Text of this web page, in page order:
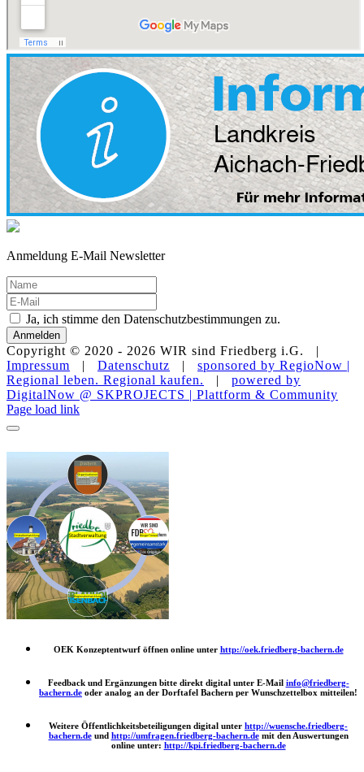
Anmeldung E-Mail Newsletter
Ja, ich stimme den Datenschutzbestimmungen zu.
Anmelden
Copyright © 2020 - 2026 WIR sind Friedberg i.G. |
Impressum | Datenschutz | sponsored by RegioNow |
Regional leben. Regional kaufen.
| powered by
DigitalNow @ SKPROJECTS | Plattform & Community
E-
Mail
WhatsApp
Facebook
Instagram
YouTube
Page load link
OEK Konzeptentwurf öffnen online unter http://oek.friedberg-bachern.de
Feedback und Ergänzungen bitte direkt digital unter E-Mail info@friedberg-
bachern.de oder analog an der Dorftafel Bachern per Wunschzettelbox mitteilen!
Weitere Öffentlichkeitsbeteiligungen digital unter http://wuensche.friedberg-
bachern.deund http://umfragen.friedberg-bachern.de mit den Auswertungen
online unter: http://kpi.friedberg-bachern.de